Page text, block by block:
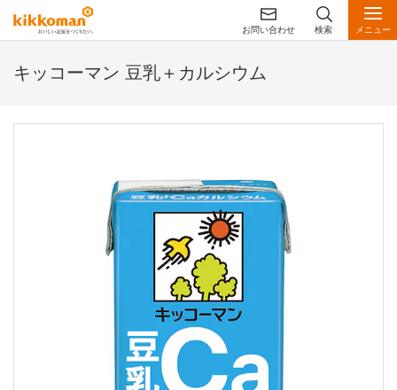
お問い合わせ 検索 メニュー
キッコーマン 豆乳＋カルシウム